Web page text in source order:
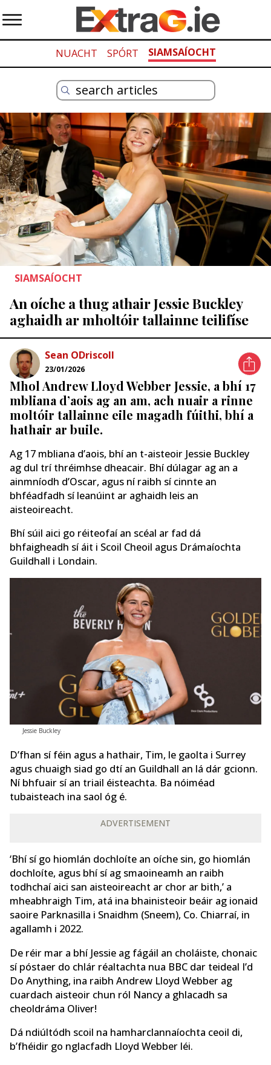
NUACHT SPÓRT SIAMSAÍOCHT
SIAMSAÍOCHT
An oíche a thug athair Jessie Buckley
aghaidh ar mholtóir tallainne teilifíse
Sean ODriscoll
23/01/2026
Mhol Andrew Lloyd Webber Jessie, a bhí 17
mbliana d’aois ag an am, ach nuair a rinne
moltóir tallainne eile magadh fúithi, bhí a
hathair ar buile.
Ag 17 mbliana d’aois, bhí an t-aisteoir Jessie Buckley
ag dul trí thréimhse dheacair. Bhí dúlagar ag an a
ainmníodh d’Oscar, agus ní raibh sí cinnte an
bhféadfadh sí leanúint ar aghaidh leis an
aisteoireacht.
Bhí súil aici go réiteofaí an scéal ar fad dá
bhfaigheadh sí áit i Scoil Cheoil agus Drámaíochta
Guildhall i Londain.
Jessie Buckley
D’fhan sí féin agus a hathair, Tim, le gaolta i Surrey
agus chuaigh siad go dtí an Guildhall an lá dár gcionn.
Ní bhfuair sí an triail éisteachta. Ba nóiméad
tubaisteach ina saol óg é.
ADVERTISEMENT
‘Bhí sí go hiomlán dochloíte an oíche sin, go hiomlán
dochloíte, agus bhí sí ag smaoineamh an raibh
todhchaí aici san aisteoireacht ar chor ar bith,’ a
mheabhraigh Tim, atá ina bhainisteoir beáir ag ionaid
saoire Parknasilla i Snaidhm (Sneem), Co. Chiarraí, in
agallamh i 2022.
De réir mar a bhí Jessie ag fágáil an choláiste, chonaic
sí póstaer do chlár réaltachta nua BBC dar teideal I’d
Do Anything, ina raibh Andrew Lloyd Webber ag
cuardach aisteoir chun ról Nancy a ghlacadh sa
cheoldráma Oliver!
Dá ndiúltódh scoil na hamharclannaíochta ceoil di,
b’fhéidir go nglacfadh Lloyd Webber léi.